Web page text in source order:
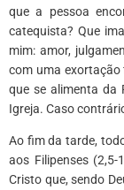
que a pessoa
catequista? Que
mim: amor,
com uma exortação
que se alimenta da
Igreja. Caso
Ao fim da tarde,
aos Filipenses
Cristo que, sendo